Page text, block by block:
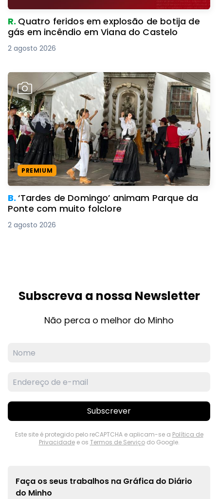
R. Quatro feridos em explosão de botija de
gás em incêndio em Viana do Castelo
2 agosto 2026
PREMIUM
B.‘Tardes de Domingo’ animam Parque da
Ponte com muito folclore
2 agosto 2026
Subscreva a nossa Newsletter
Não perca o melhor do Minho
Subscrever
Este site é protegido pelo reCAPTCHA e aplicam-se a Política de
Privacidadee os Termos de Serviçodo Google.
Faça os seus trabalhos na Gráfica do Diário
do Minho